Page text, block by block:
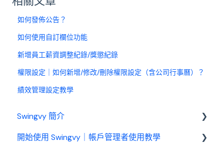
如何發佈公告？
如何使用自訂欄位功能
新增員工薪資調整紀錄/獎懲紀錄
權限設定｜如何新增/修改/刪除權限設定（含公司行事曆）？
績效管理設定教學
Swingvy 簡介
認識 Swingvy
開始使用 Swingvy｜帳戶管理者使用教學